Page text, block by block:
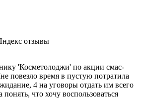
отзывы
'Косметолоджи' по акции смас-
повезло время в пустую потратила
4 на уговоры отдать им всего
понять, что хочу воспользоваться